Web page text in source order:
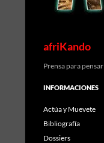
afriKando
Prensa para pensar
INFORMACIONES
Actúa y Muevete
Bibliografía
Dossiers